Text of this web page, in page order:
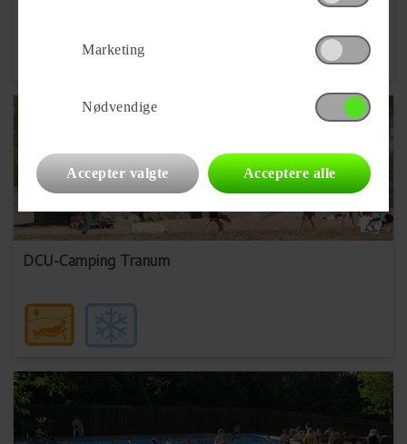
DCU-Camping Tranum
Marketing
Nødvendige
Accepter valgte Acceptere alle